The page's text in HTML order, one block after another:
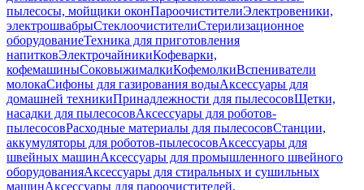
пылесосы, мойщики оконПароочистителиЭлектровеники,
электрошвабрыСтеклоочистителиСтерилизационное
оборудованиеТехника для приготовления
напитковЭлектрочайникиКофеварки,
кофемашиныСоковыжималкиКофемолкиВспениватели
молокаСифоны для газирования водыАксессуары для
домашней техникиПринадлежности для пылесосовЩетки,
насадки для пылесосовАксессуары для роботов-
пылесосовРасходные материалы для пылесосовСтанции,
аккумуляторы для роботов-пылесосовАксессуары для
швейных машинАксессуары для промышленного швейного
оборудованияАксессуары для стиральных и сушильных
машинАксессуары для пароочистителей,